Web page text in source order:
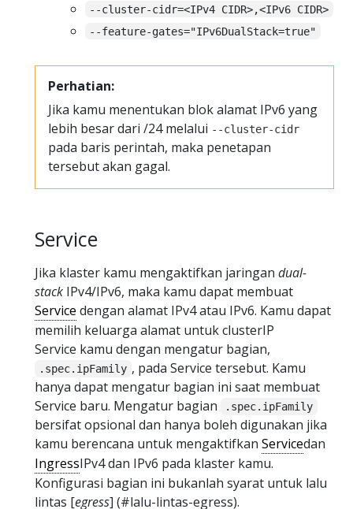
--cluster-cidr=<IPv4 CIDR>,<IPv6 CIDR>
--feature-gates="IPv6DualStack=true"
Perhatian:
Jika kamu menentukan blok alamat IPv6 yang
lebih besar dari /24 melalui --cluster-cidr
pada baris perintah, maka penetapan
tersebut akan gagal.
Service
Jika klaster kamu mengaktifkan jaringan dual-
stack IPv4/IPv6, maka kamu dapat membuat
Service dengan alamat IPv4 atau IPv6. Kamu dapat
memilih keluarga alamat untuk clusterIP
Service kamu dengan mengatur bagian,
.spec.ipFamily , pada Service tersebut. Kamu
hanya dapat mengatur bagian ini saat membuat
Service baru. Mengatur bagian
.spec.ipFamily
bersifat opsional dan hanya boleh digunakan jika
kamu berencana untuk mengaktifkan Servicedan
IngressIPv4 dan IPv6 pada klaster kamu.
Konfigurasi bagian ini bukanlah syarat untuk lalu
lintas [egress] (#lalu-lintas-egress).